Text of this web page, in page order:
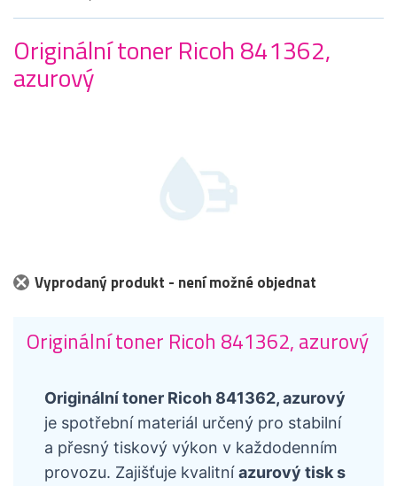
Originální toner Ricoh 841362,
azurový
Vyprodaný produkt - není možné objednat
Originální toner Ricoh 841362, azurový
Originální toner Ricoh 841362, azurový
je spotřební materiál určený pro stabilní
a přesný tiskový výkon v každodenním
provozu. Zajišťuje kvalitníazurový tisk s